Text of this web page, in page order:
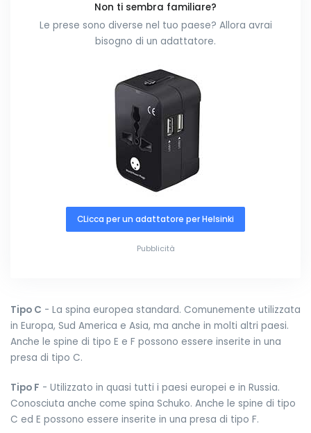
Non ti sembra familiare?
Le prese sono diverse nel tuo paese? Allora avrai
bisogno di un adattatore.
CLicca per un adattatore per Helsinki
Pubblicità
Tipo C - La spina europea standard. Comunemente utilizzata
in Europa, Sud America e Asia, ma anche in molti altri paesi.
Anche le spine di tipo E e F possono essere inserite in una
presa di tipo C.
Tipo F - Utilizzato in quasi tutti i paesi europei e in Russia.
Conosciuta anche come spina Schuko. Anche le spine di tipo
C ed E possono essere inserite in una presa di tipo F.